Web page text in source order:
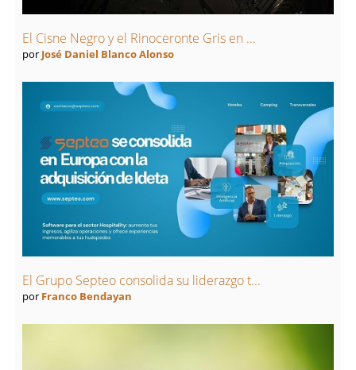
El Cisne Negro y el Rinoceronte Gris en ...
por José Daniel Blanco Alonso
El Grupo Septeo consolida su liderazgo t...
por Franco Bendayan